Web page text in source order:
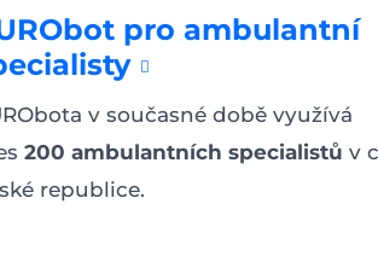
pro ambulantní
v současné době využívá
200 ambulantních specialistů v
republice.